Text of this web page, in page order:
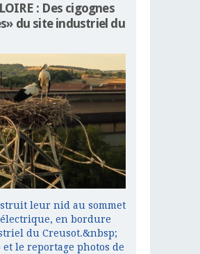
: Des cigognes
du site industriel du
leur nid au sommet
en bordure
du Creusot.&nbsp;
et le reportage photos de